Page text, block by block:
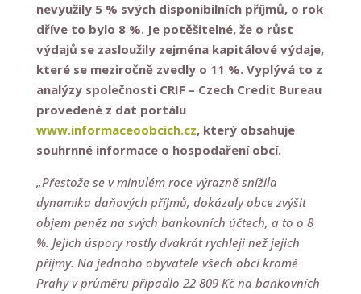
nevyužily 5 % svých disponibilních příjmů, o rok
dříve to bylo 8 %. Je potěšitelné, že o růst
výdajů se zasloužily zejména kapitálové výdaje,
které se meziročně zvedly o 11 %. Vyplývá to z
analýzy společnosti CRIF – Czech Credit Bureau
provedené z dat portálu
www.informaceoobcich.cz, který obsahuje
souhrnné informace o hospodaření obcí.
„Přestože se v minulém roce výrazně snížila
dynamika daňových příjmů, dokázaly obce zvýšit
objem peněz na svých bankovních účtech, a to o 8
%. Jejich úspory rostly dvakrát rychleji než jejich
příjmy. Na jednoho obyvatele všech obcí kromě
Prahy v průměru připadlo 22 809 Kč na bankovních